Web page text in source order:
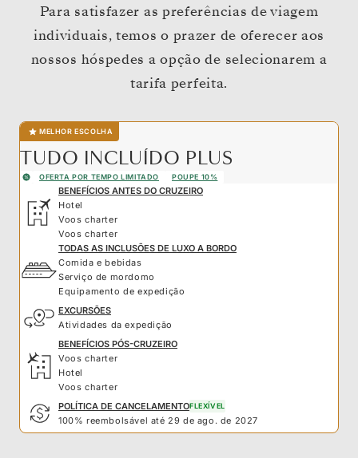
Para satisfazer as preferências de viagem
individuais, temos o prazer de oferecer aos
nossos hóspedes a opção de selecionarem a
tarifa perfeita.
MELHOR ESCOLHA
TUDO INCLUÍDO PLUS
OFERTA POR TEMPO LIMITADO POUPE 10%
BENEFÍCIOS ANTES DO CRUZEIRO
Hotel
Voos charter
Voos charter
TODAS AS INCLUSÕES DE LUXO A BORDO
Comida e bebidas
Serviço de mordomo
Equipamento de expedição
EXCURSÕES
Atividades da expedição
BENEFÍCIOS PÓS-CRUZEIRO
Voos charter
Hotel
Voos charter
POLÍTICA DE CANCELAMENTOFLEXÍVEL
100% reembolsável até 29 de ago. de 2027